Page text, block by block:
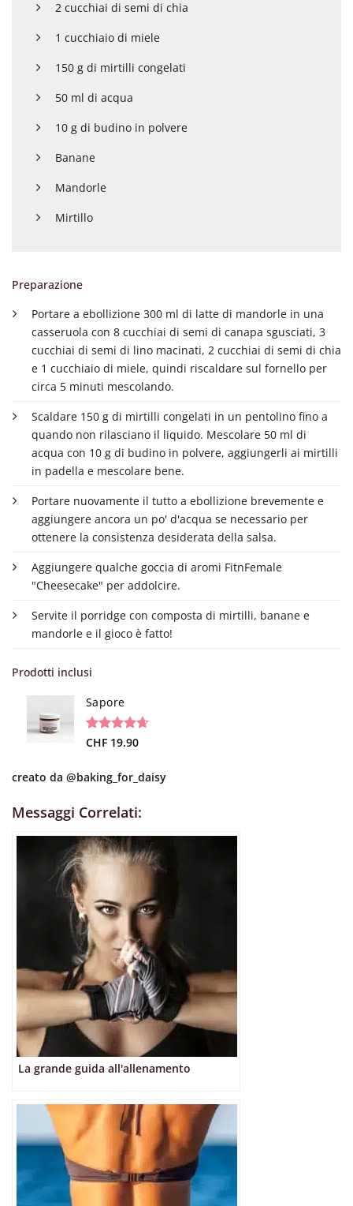
2 cucchiai di semi di chia
1 cucchiaio di miele
150 g di mirtilli congelati
50 ml di acqua
10 g di budino in polvere
Banane
Mandorle
Mirtillo
Preparazione
Portare a ebollizione 300 ml di latte di mandorle in una
casseruola con 8 cucchiai di semi di canapa sgusciati, 3
cucchiai di semi di lino macinati, 2 cucchiai di semi di chia
e 1 cucchiaio di miele, quindi riscaldare sul fornello per
circa 5 minuti mescolando.
Scaldare 150 g di mirtilli congelati in un pentolino fino a
quando non rilasciano il liquido. Mescolare 50 ml di
acqua con 10 g di budino in polvere, aggiungerli ai mirtilli
in padella e mescolare bene.
Portare nuovamente il tutto a ebollizione brevemente e
aggiungere ancora un po' d'acqua se necessario per
ottenere la consistenza desiderata della salsa.
Aggiungere qualche goccia di aromi FitnFemale
"Cheesecake" per addolcire.
Servite il porridge con composta di mirtilli, banane e
mandorle e il gioco è fatto!
Prodotti inclusi
Sapore
Valutato
19
recensioni
CHF19.90
creato da @baking_for_daisy
Messaggi Correlati:
La grande guida all'allenamento